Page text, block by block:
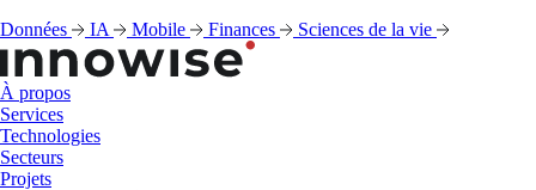
Données
IA Mobile Finances Sciences de la vie
À propos
Services
Technologies
Secteurs
Projets